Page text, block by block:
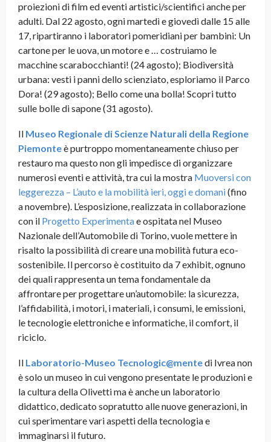
proiezioni di film ed eventi artistici/scientifici anche per
adulti. Dal 22 agosto, ogni martedì e giovedì dalle 15 alle
17, ripartiranno i laboratori pomeridiani per bambini: Un
cartone per le uova, un motore e … costruiamo le
macchine scarabocchianti! (24 agosto); Biodiversità
urbana: vesti i panni dello scienziato, esploriamo il Parco
Dora! (29 agosto); Bello come una bolla! Scopri tutto
sulle bolle di sapone (31 agosto).
Il Museo Regionale di Scienze Naturali della Regione
Piemonteè purtroppo momentaneamente chiuso per
restauro ma questo non gli impedisce di organizzare
numerosi eventi e attività, tra cui la mostra Muoversi con
leggerezza – L’auto e la mobilità ieri, oggi e domani(fino
a novembre). L’esposizione, realizzata in collaborazione
con il Progetto Experimentae ospitata nel Museo
Nazionale dell’Automobile di Torino, vuole mettere in
risalto la possibilità di creare una mobilità futura eco-
sostenibile. Il percorso è costituito da 7 exhibit, ognuno
dei quali rappresenta un tema fondamentale da
affrontare per progettare un’automobile: la sicurezza,
l’affidabilità, i motori, i materiali, i consumi, le emissioni,
le tecnologie elettroniche e informatiche, il comfort, il
riciclo.
Il Laboratorio-Museo Tecnologic@mentedi Ivrea non
è solo un museo in cui vengono presentate le produzioni e
la cultura della Olivetti ma è anche un laboratorio
didattico, dedicato sopratutto alle nuove generazioni, in
cui sperimentare vari aspetti della tecnologia e
immaginarsi il futuro.